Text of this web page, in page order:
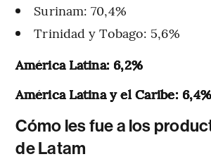
Surinam: 70,4%
Trinidad y Tobago: 5,6%
América Latina: 6,2%
América Latina y el Caribe: 6,4%
Cómo les fue a los
de Latam